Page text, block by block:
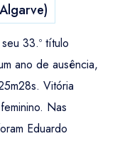
33.º título
ano de ausência,
Vitória
Nas
Eduardo